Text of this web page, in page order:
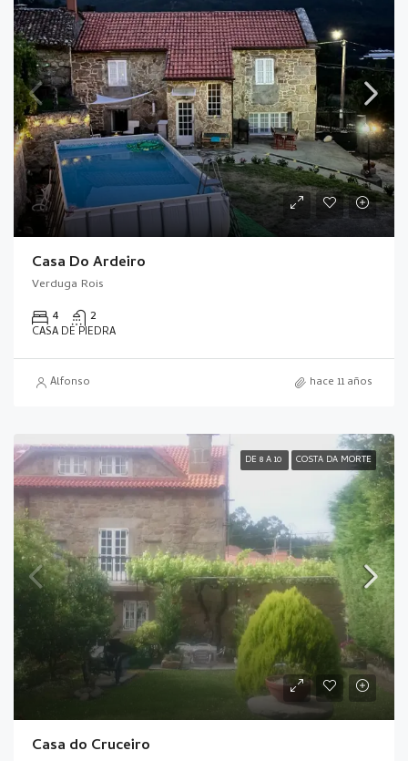
Casa Do Ardeiro
Verduga Rois
4 2
CASA DE PIEDRA
Alfonso hace 11 años
DE 8 A 10 COSTA DA MORTE
Casa do Cruceiro